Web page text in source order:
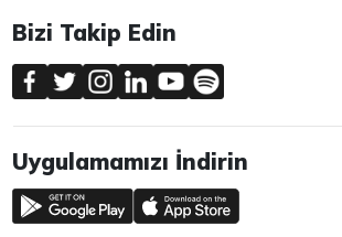
Bizi Takip Edin
Uygulamamızı İndirin